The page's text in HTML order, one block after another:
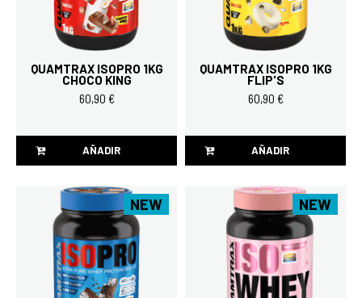
QUAMTRAX ISOPRO 1KG
CHOCO KING
60,90 €
AÑADIR
QUAMTRAX ISOPRO 1KG
FLIP'S
60,90 €
AÑADIR
NEW NEW